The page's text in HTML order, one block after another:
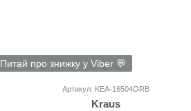
Питай про знижку у Viber 💬
Артикул: KEA-16504ORB
Kraus